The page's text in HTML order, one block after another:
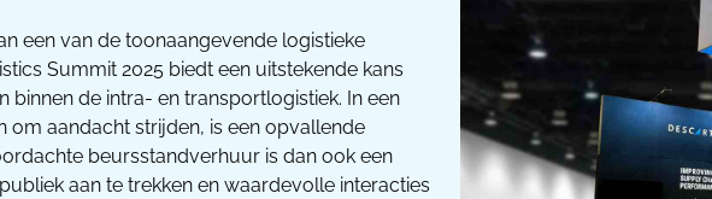
een van de toonaangevende logistieke
Summit 2025 biedt een uitstekende kans
binnen de intra- en transportlogistiek. In een
aandacht strijden, is een opvallende
beursstandverhuur is dan ook een
aan te trekken en waardevolle interacties